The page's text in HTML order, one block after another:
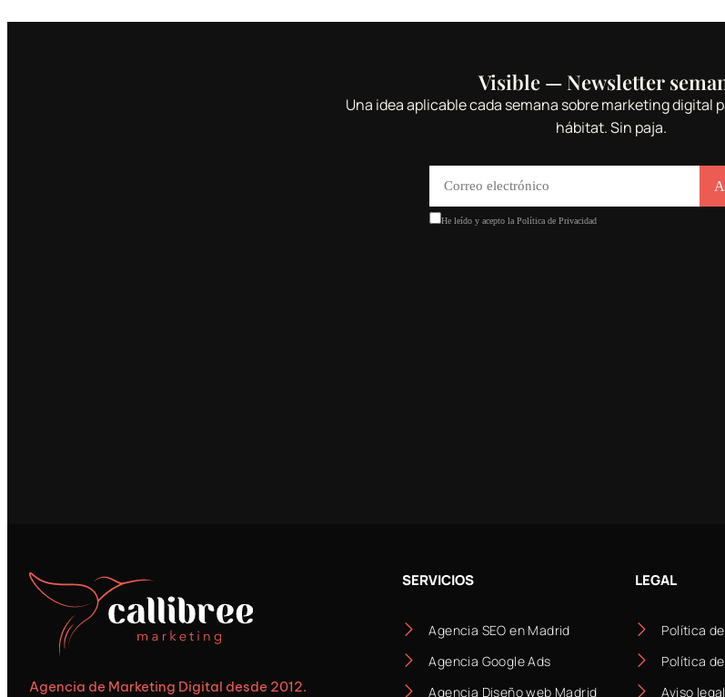
Visible — Newsletter
Una idea aplicable cada semana sobre marketing digital
hábitat. Sin paja.
Agencia de Marketing Digital desde 2012.
SERVICIOS
Agencia SEO en Madrid
Agencia Google Ads
Agencia Diseño web Madrid
LEGAL
Política
Política
Aviso legal